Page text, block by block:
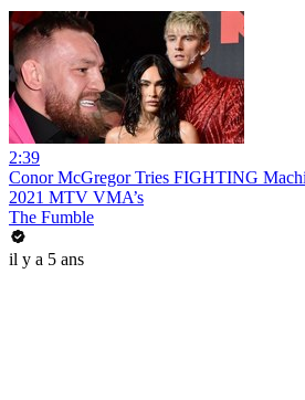
2:39
Conor McGregor Tries FIGHTING
2021 MTV VMA’s
The Fumble
il y a 5 ans